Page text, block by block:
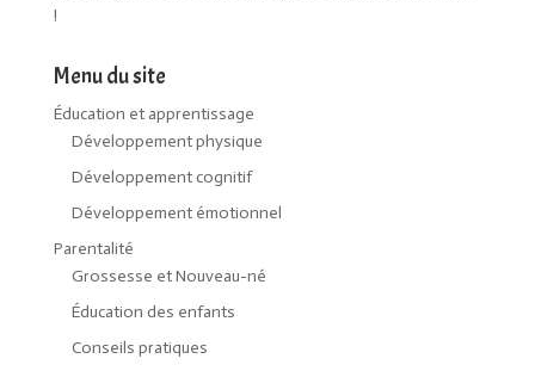
!
Menu du site
Éducation et apprentissage
Développement physique
Développement cognitif
Développement émotionnel
Parentalité
Grossesse et Nouveau-né
Éducation des enfants
Conseils pratiques